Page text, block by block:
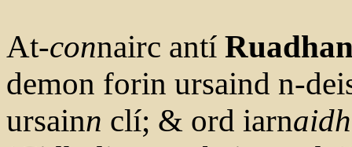
At-connairc antí
demon forin ursaind n-
ursainn clí; & ord iarnaidh